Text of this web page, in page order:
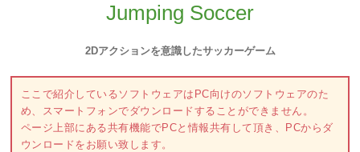
Jumping Soccer
2Dアクションを意識したサッカーゲーム
ここで紹介しているソフトウェアはPC向けのソフトウェアのた
め、スマートフォンでダウンロードすることができません。
ページ上部にある共有機能でPCと情報共有して頂き、PCからダ
ウンロードをお願い致します。